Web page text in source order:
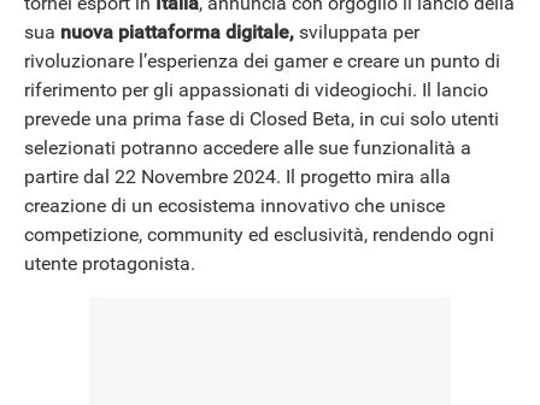
NEWS
sua nuova piattaforma digitale, sviluppata per
rivoluzionare l’esperienza dei gamer e creare un punto di
riferimento per gli appassionati di videogiochi. Il lancio
prevede una prima fase di Closed Beta, in cui solo utenti
selezionati potranno accedere alle sue funzionalità a
partire dal 22 Novembre 2024. Il progetto mira alla
creazione di un ecosistema innovativo che unisce
competizione, community ed esclusività, rendendo ogni
utente protagonista.